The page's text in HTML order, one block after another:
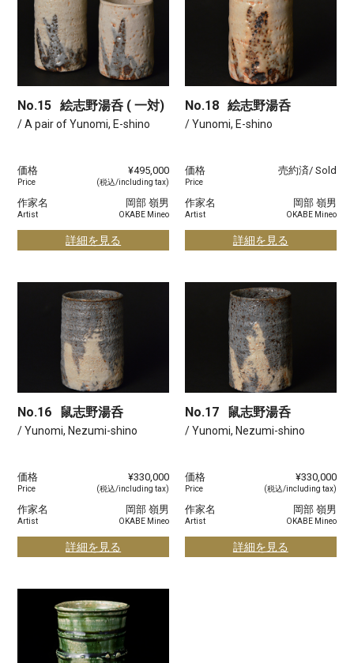
No.15 絵志野湯呑 ( 一対)
/ A pair of Yunomi, E-shino
価格
Price
¥495,000
(税込/including tax)
作家名
Artist
岡部 嶺男
OKABE Mineo
詳細を見る
No.18 絵志野湯呑
/ Yunomi, E-shino
価格
Price
売約済/ Sold
作家名
Artist
岡部 嶺男
OKABE Mineo
詳細を見る
No.16 鼠志野湯呑
/ Yunomi, Nezumi-shino
価格
Price
¥330,000
(税込/including tax)
作家名
Artist
岡部 嶺男
OKABE Mineo
詳細を見る
No.17 鼠志野湯呑
/ Yunomi, Nezumi-shino
価格
Price
¥330,000
(税込/including tax)
作家名
Artist
岡部 嶺男
OKABE Mineo
詳細を見る